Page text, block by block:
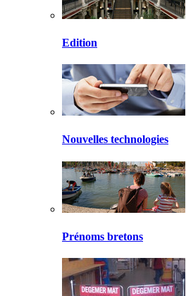
Edition
Nouvelles technologies
Prénoms bretons